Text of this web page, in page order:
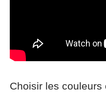
Choisir les couleurs